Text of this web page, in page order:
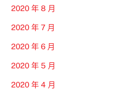
2020 年 8 月
2020 年 7 月
2020 年 6 月
2020 年 5 月
2020 年 4 月